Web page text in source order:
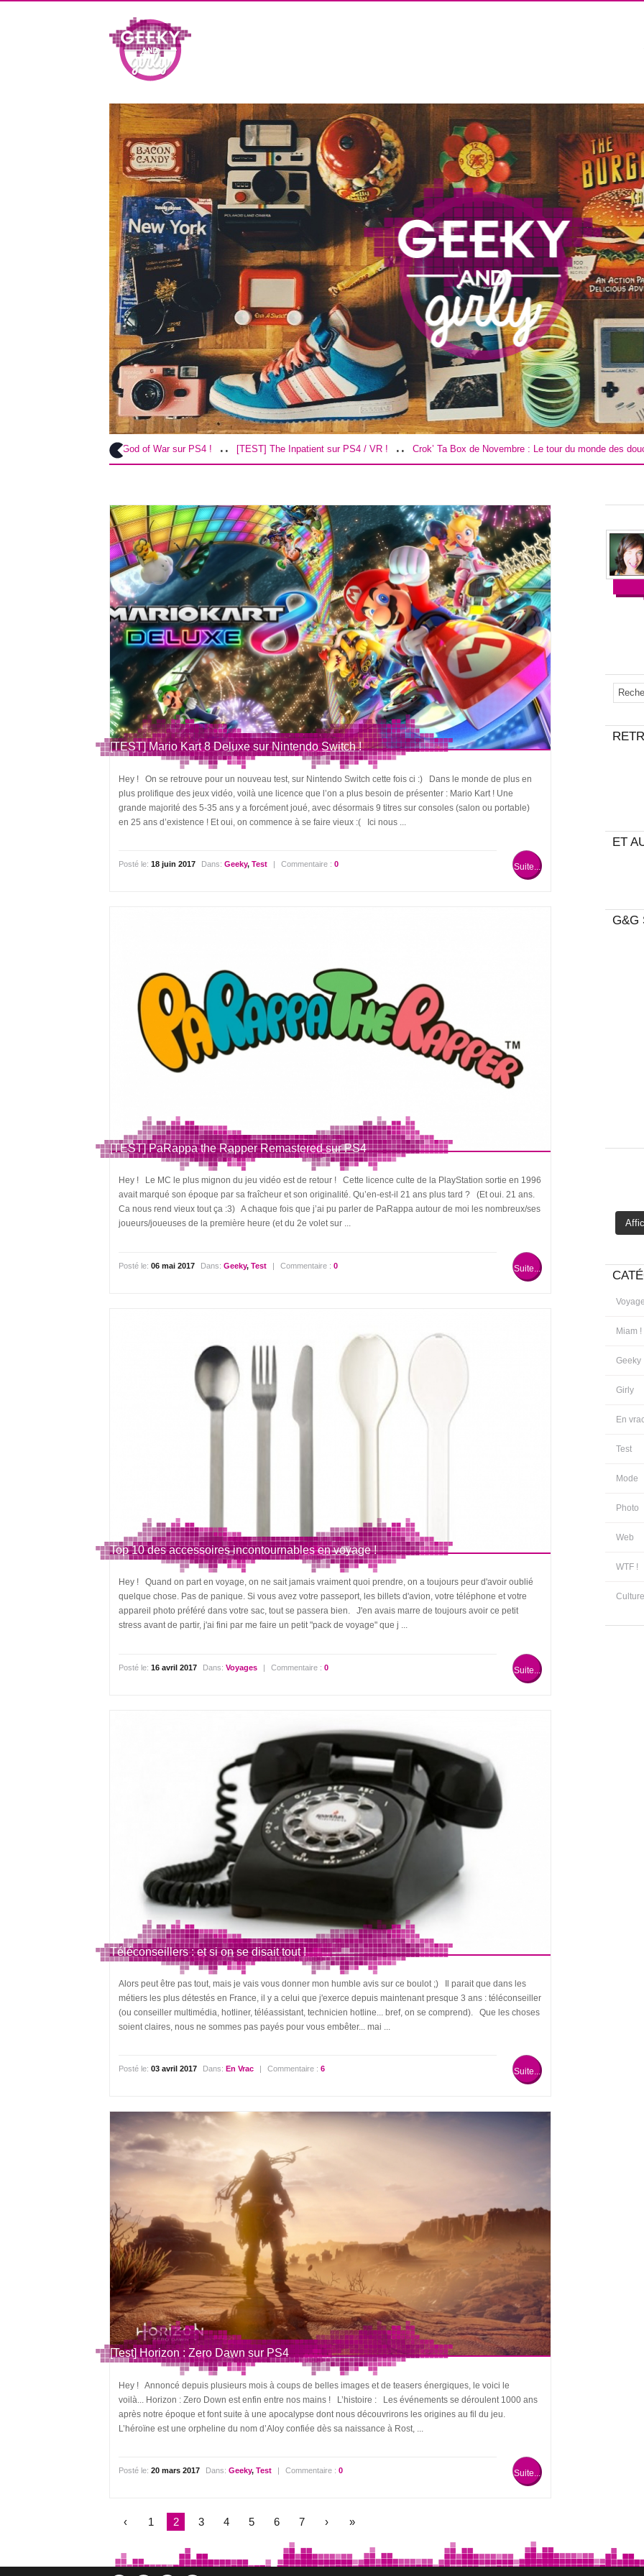
[TEST] God of War sur PS4 ! .. [TEST] The Inpatient sur PS4 / VR ! .. Crok’ Ta Box de Novembre : Le tour du monde des douceurs ! ..
[TEST] Mario Kart 8 Deluxe sur Nintendo Switch !
Hey ! On se retrouve pour un nouveau test, sur Nintendo Switch cette fois ci :) Dans le monde de plus en
plus prolifique des jeux vidéo, voilà une licence que l’on a plus besoin de présenter : Mario Kart ! Une
grande majorité des 5-35 ans y a forcément joué, avec désormais 9 titres sur consoles (salon ou portable)
en 25 ans d’existence ! Et oui, on commence à se faire vieux :( Ici nous ...
Suite...
Posté le:18 juin 2017 Dans:Geeky,Test | Commentaire :0
[TEST] PaRappa the Rapper Remastered sur PS4
Hey ! Le MC le plus mignon du jeu vidéo est de retour ! Cette licence culte de la PlayStation sortie en 1996
avait marqué son époque par sa fraîcheur et son originalité. Qu’en-est-il 21 ans plus tard ? (Et oui. 21 ans.
Ca nous rend vieux tout ça :3) A chaque fois que j’ai pu parler de PaRappa autour de moi les nombreux/ses
joueurs/joueuses de la première heure (et du 2e volet sur ...
Suite...
Posté le:06 mai 2017 Dans:Geeky,Test | Commentaire :0
Top 10 des accessoires incontournables en voyage !
Hey ! Quand on part en voyage, on ne sait jamais vraiment quoi prendre, on a toujours peur d'avoir oublié
quelque chose. Pas de panique. Si vous avez votre passeport, les billets d'avion, votre téléphone et votre
appareil photo préféré dans votre sac, tout se passera bien. J'en avais marre de toujours avoir ce petit
stress avant de partir, j'ai fini par me faire un petit "pack de voyage" que j ...
Suite...
Posté le:16 avril 2017 Dans:Voyages | Commentaire :0
Téléconseillers : et si on se disait tout !
Alors peut être pas tout, mais je vais vous donner mon humble avis sur ce boulot ;) Il parait que dans les
métiers les plus détestés en France, il y a celui que j'exerce depuis maintenant presque 3 ans : téléconseiller
(ou conseiller multimédia, hotliner, téléassistant, technicien hotline... bref, on se comprend). Que les choses
soient claires, nous ne sommes pas payés pour vous embêter... mai ...
Suite...
Posté le:03 avril 2017 Dans: En Vrac Commentaire :6
[Test] Horizon : Zero Dawn sur PS4
Hey ! Annoncé depuis plusieurs mois à coups de belles images et de teasers énergiques, le voici le
voilà... Horizon : Zero Down est enfin entre nos mains ! L’histoire : Les événements se déroulent 1000 ans
après notre époque et font suite à une apocalypse dont nous découvrirons les origines au fil du jeu.
L’héroïne est une orpheline du nom d’Aloy confiée dès sa naissance à Rost, ...
Suite...
Posté le:20 mars 2017 Dans:Geeky,Test | Commentaire :0
‹ 1 2 3 4 5 6 7 › »
ET
G&G
Miam !
Geeky
Girly
En
Test
Mode
Photo
Web
WTF !
Culture